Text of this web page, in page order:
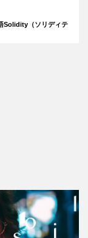
Solidity（ソリディテ